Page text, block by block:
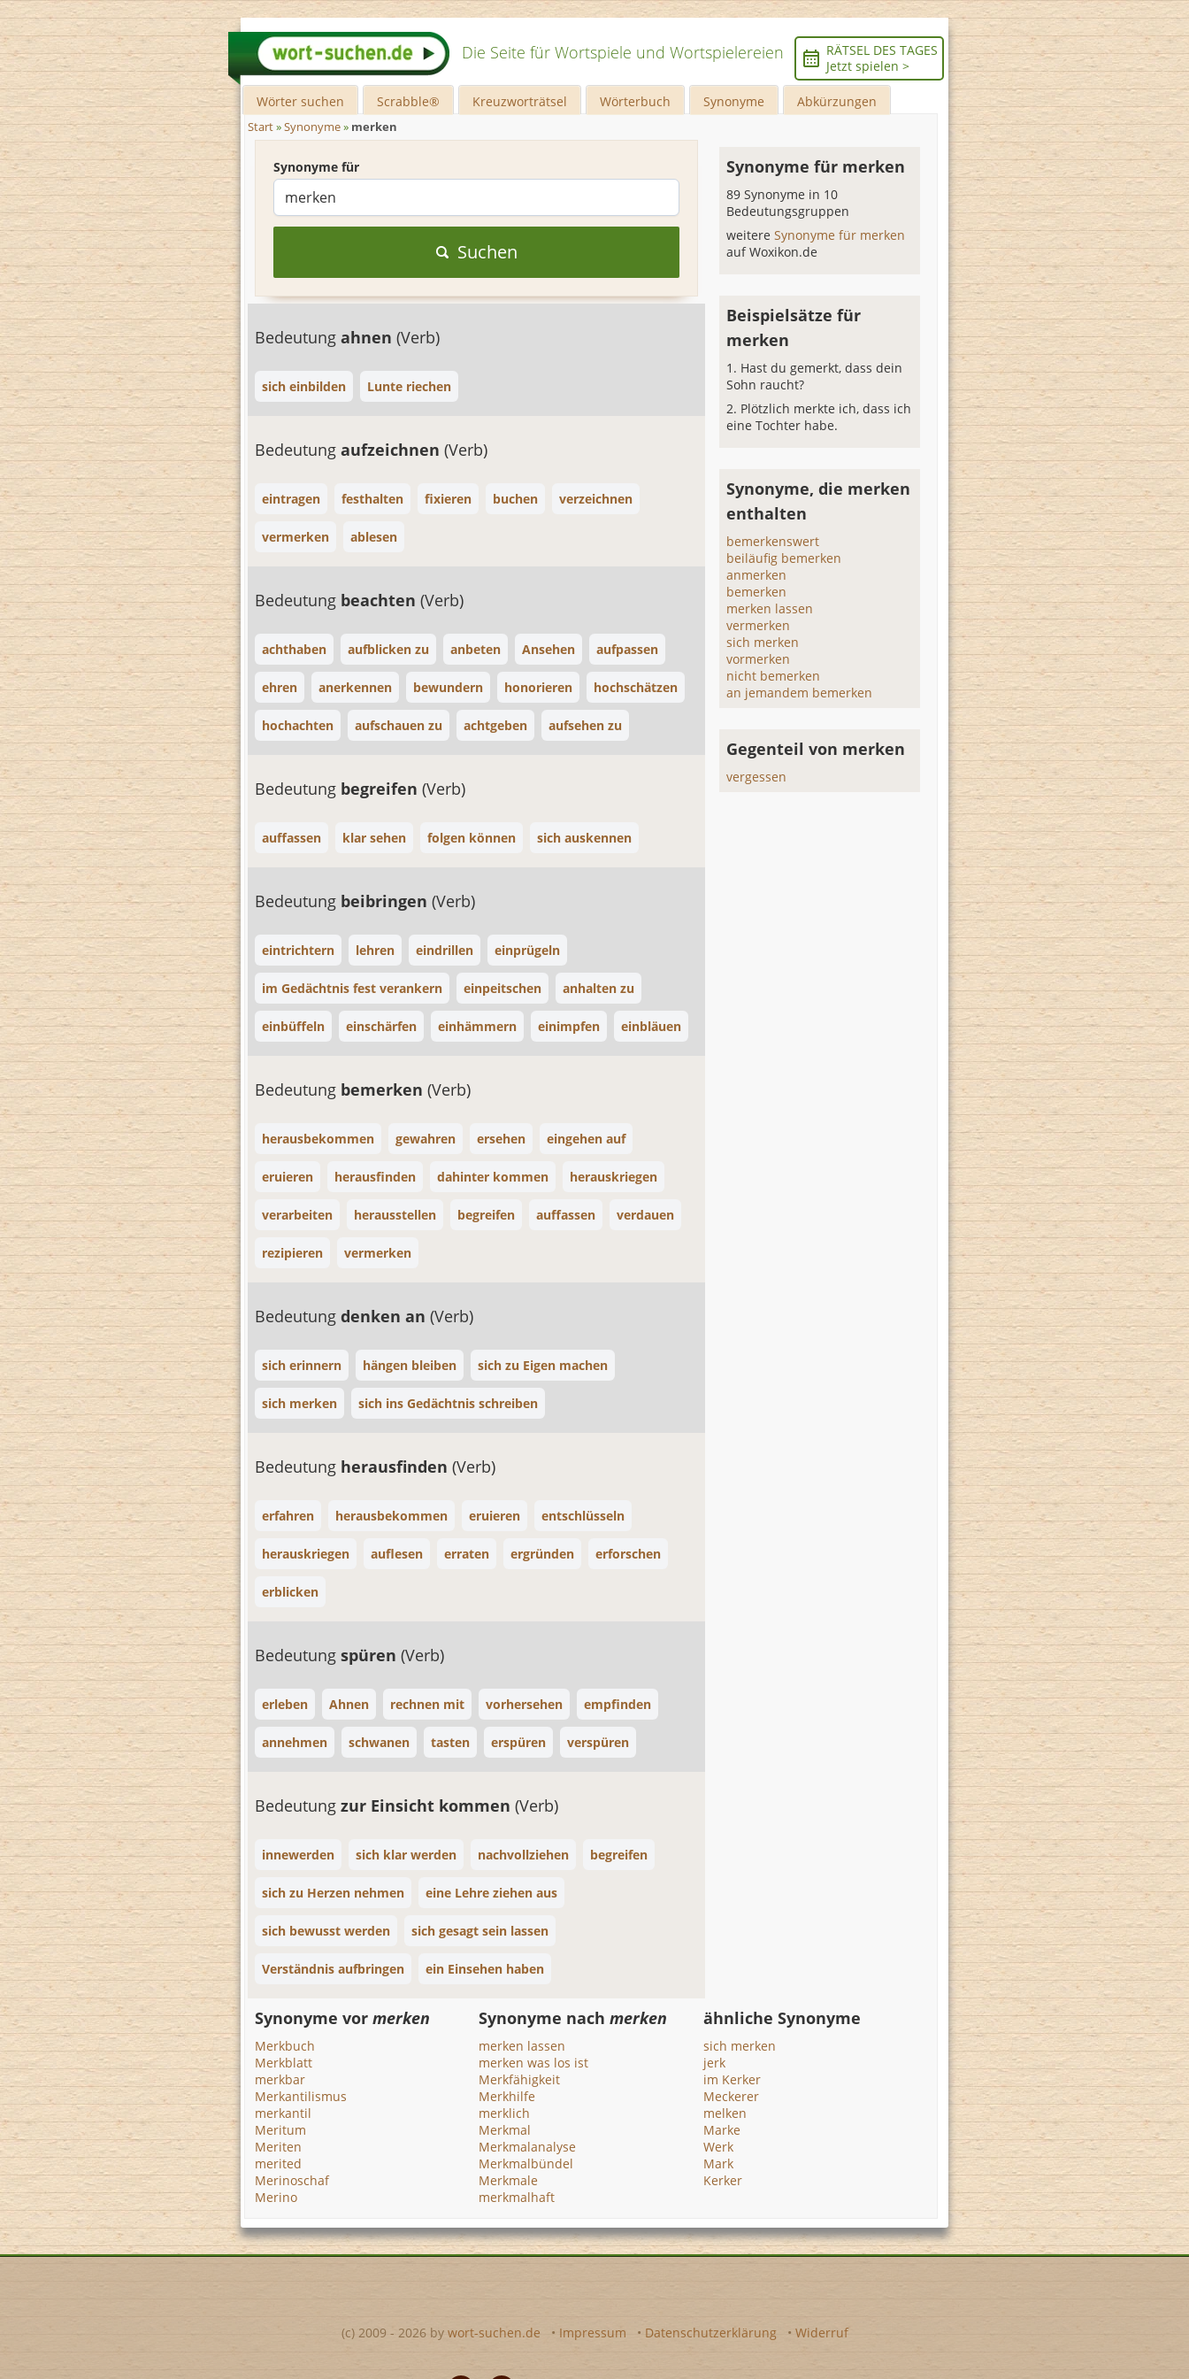
Die Seite für Wortspiele und Wortspielereien
RÄTSEL DES TAGES
Jetzt spielen >
Wörter suchen Scrabble® Kreuzworträtsel Wörterbuch Synonyme Abkürzungen
Start»Synonyme» merken
Synonyme für
Suchen
Bedeutung ahnen (Verb)
sich einbilden Lunte riechen
Bedeutung aufzeichnen (Verb)
eintragen festhalten fixieren buchen verzeichnen
vermerken ablesen
Bedeutung beachten (Verb)
achthaben aufblicken zu anbeten Ansehen aufpassen
ehren anerkennen bewundern honorieren hochschätzen
hochachten aufschauen zu achtgeben aufsehen zu
Bedeutung begreifen (Verb)
auffassen klar sehen folgen können sich auskennen
Bedeutung beibringen (Verb)
eintrichtern lehren eindrillen einprügeln
im Gedächtnis fest verankern einpeitschen anhalten zu
einbüffeln einschärfen einhämmern einimpfen einbläuen
Bedeutung bemerken (Verb)
herausbekommen gewahren ersehen eingehen auf
eruieren herausfinden dahinter kommen herauskriegen
verarbeiten herausstellen begreifen auffassen verdauen
rezipieren vermerken
Bedeutung denken an (Verb)
sich erinnern hängen bleiben sich zu Eigen machen
sich merken sich ins Gedächtnis schreiben
Bedeutung herausfinden (Verb)
erfahren herausbekommen eruieren entschlüsseln
herauskriegen auflesen erraten ergründen erforschen
erblicken
Bedeutung spüren (Verb)
erleben Ahnen rechnen mit vorhersehen empfinden
annehmen schwanen tasten erspüren verspüren
Bedeutung zur Einsicht kommen (Verb)
innewerden sich klar werden nachvollziehen begreifen
sich zu Herzen nehmen eine Lehre ziehen aus
sich bewusst werden sich gesagt sein lassen
Verständnis aufbringen ein Einsehen haben
Synonyme für merken
89 Synonyme in 10
Bedeutungsgruppen
weitereSynonyme für merken
auf Woxikon.de
Beispielsätze für
merken
Hast du gemerkt, dass dein
Sohn raucht?
Plötzlich merkte ich, dass ich
eine Tochter habe.
Synonyme, die merken
enthalten
bemerkenswert
beiläufig bemerken
anmerken
bemerken
merken lassen
vermerken
sich merken
vormerken
nicht bemerken
an jemandem bemerken
Gegenteil von merken
vergessen
Synonyme vor merken
Merkbuch
Merkblatt
merkbar
Merkantilismus
merkantil
Meritum
Meriten
merited
Merinoschaf
Merino
Synonyme nachmerken
merken lassen
merken was los ist
Merkfähigkeit
Merkhilfe
merklich
Merkmal
Merkmalanalyse
Merkmalbündel
Merkmale
merkmalhaft
ähnliche Synonyme
sich merken
jerk
im Kerker
Meckerer
melken
Marke
Werk
Mark
Kerker
(c) 2009 - 2026 by wort-suchen.de • Impressum • Datenschutzerklärung • Widerruf